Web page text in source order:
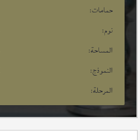
حمامات:
نوم:
المساحة:
النموذج:
المرحلة: